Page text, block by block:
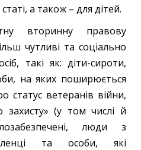
а також – для дітей.
вторинну правову
чутливі та соціально
такі як: діти-сироти,
на яких поширюється
статус ветеранів війни,
захисту» (у том числі й
люди з
та особи, які